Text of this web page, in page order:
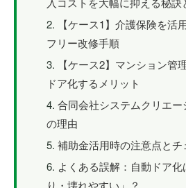
【ケース1】介護保険を活
フリー改修手順
【ケース2】マンション管
ドア化するメリット
合同会社システムクリエ
の理由
補助金活用時の注意点とチ
よくある誤解：自動ドア
り・壊れやすい」？